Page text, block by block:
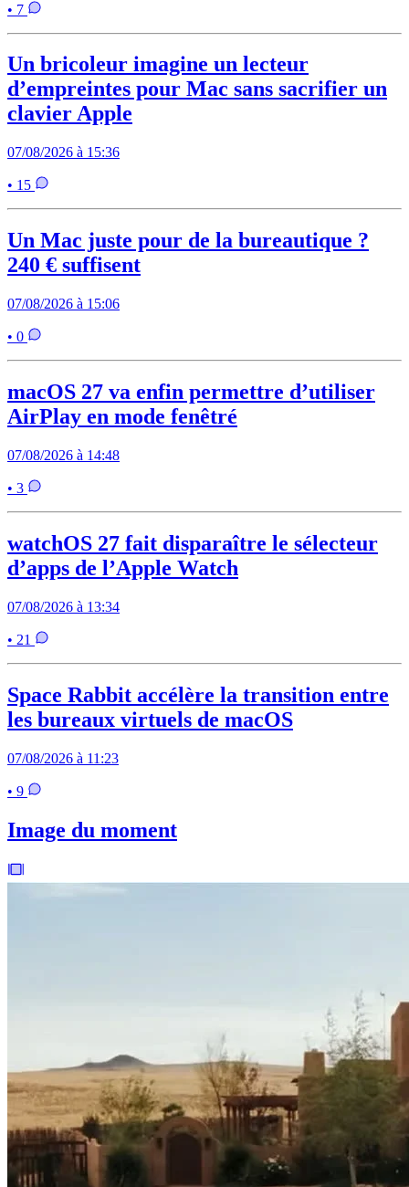
• 7
Un bricoleur imagine un lecteur
d’empreintes pour Mac sans sacrifier un
clavier Apple
07/08/2026 à 15:36
• 15
Un Mac juste pour de la bureautique ?
240 € suffisent
07/08/2026 à 15:06
• 0
macOS 27 va enfin permettre d’utiliser
AirPlay en mode fenêtré
07/08/2026 à 14:48
• 3
watchOS 27 fait disparaître le sélecteur
d’apps de l’Apple Watch
07/08/2026 à 13:34
• 21
Space Rabbit accélère la transition entre
les bureaux virtuels de macOS
07/08/2026 à 11:23
• 9
Image du moment